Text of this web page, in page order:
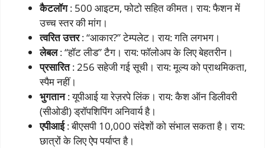
कैटलॉग: 500 आइटम, फोटो सहित कीमत। राय: फैशन में
उच्च स्तर की मांग।
त्वरित उत्तर: “आकार?” टेम्पलेट। राय: गति लगभग।
लेबल: “हॉट लीड” टैग। राय: फॉलोअप के लिए बेहतरीन।
प्रसारित: 256 सहेजी गई सूची। राय: मूल्य को प्राथमिकता,
स्पैम नहीं।
भुगतान: यूपीआई या रेज़रपे लिंक। राय: कैश ऑन डिलीवरी
(सीओडी) ड्रॉपशिपिंग अनिवार्य है।
एपीआई: बीएसपी 10,000 संदेशों को संभाल सकता है। राय:
छात्रों के लिए ऐप पर्याप्त है।